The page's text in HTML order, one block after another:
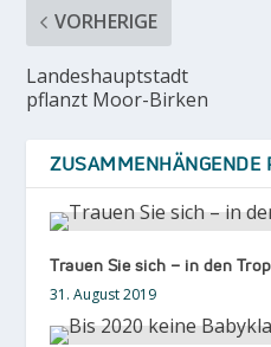
VORHERIGE
Landeshauptstadt
pflanzt Moor-Birken
ZUSAMMENHÄNGENDE
Trauen Sie sich – in den
31. August 2019